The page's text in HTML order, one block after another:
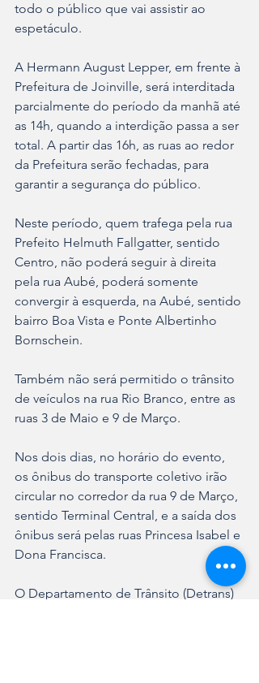
todo o público que vai assistir ao
espetáculo.
A Hermann August Lepper, em frente à
Prefeitura de Joinville, será interditada
parcialmente do período da manhã até
as 14h, quando a interdição passa a ser
total. A partir das 16h, as ruas ao redor
da Prefeitura serão fechadas, para
garantir a segurança do público.
Neste período, quem trafega pela rua
Prefeito Helmuth Fallgatter, sentido
Centro, não poderá seguir à direita
pela rua Aubé, poderá somente
convergir à esquerda, na Aubé, sentido
bairro Boa Vista e Ponte Albertinho
Bornschein.
Também não será permitido o trânsito
de veículos na rua Rio Branco, entre as
ruas 3 de Maio e 9 de Março.
Nos dois dias, no horário do evento,
os ônibus do transporte coletivo irão
circular no corredor da rua 9 de Março,
sentido Terminal Central, e a saída dos
ônibus será pelas ruas Princesa Isabel e
Dona Francisca.
O Departamento de Trânsito (Detrans)